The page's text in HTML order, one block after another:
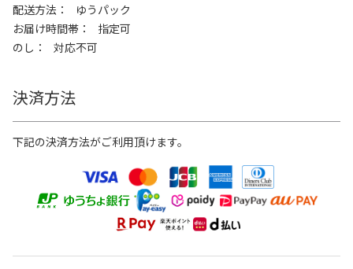
配送方法
ゆうパック
お届け時間帯
指定可
のし
対応不可
決済方法
下記の決済方法がご利用頂けます。